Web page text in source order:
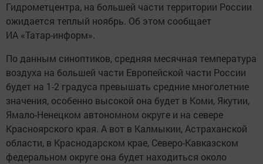
Гидрометцентра, на большей части территории России
ожидается теплый ноябрь. Об этом сообщает
ИА «Татар-информ».
По данным синоптиков, средняя месячная температура
воздуха на большей части Европейской части России
будет на 1-2 градуса превышать средние многолетние
значения, особенно высокой она будет в Коми, Якутии,
Ямало-Ненецком автономном округе и на севере
Красноярского края. А вот в Калмыкии, Астраханской
области, в Краснодарском крае, Северо-Кавказском
федеральном округе она будет находиться около